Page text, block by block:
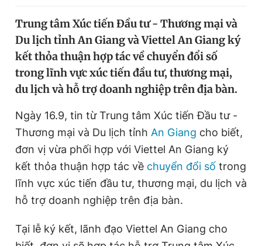
Video Magazine
Sản phẩm khác
Tiện ích Bạn cần biết
Thông tin tòa soạn Liên hệ quảng cáo
Đọc Thanh Niên trên điện thoại
Trung tâm Xúc tiến Đầu tư - Thương mại và
Du lịch tỉnh An Giang và Viettel An Giang ký
kết thỏa thuận hợp tác về chuyển đổi số
trong lĩnh vực xúc tiến đầu tư, thương mại,
du lịch và hỗ trợ doanh nghiệp trên địa bàn.
Ngày 16.9, tin từ Trung tâm Xúc tiến Đầu tư -
Thương mại và Du lịch tỉnh An Giang cho biết,
đơn vị vừa phối hợp với Viettel An Giang ký
kết thỏa thuận hợp tác về chuyển đổi số trong
lĩnh vực xúc tiến đầu tư, thương mại, du lịch và
hỗ trợ doanh nghiệp trên địa bàn.
Tại lễ ký kết, lãnh đạo Viettel An Giang cho